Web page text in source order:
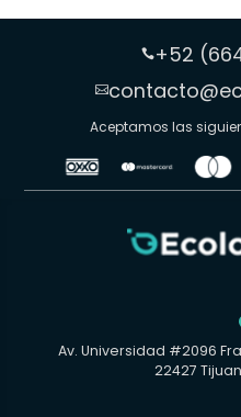
+52

Aceptamos las
Av. Universidad #2096
22427